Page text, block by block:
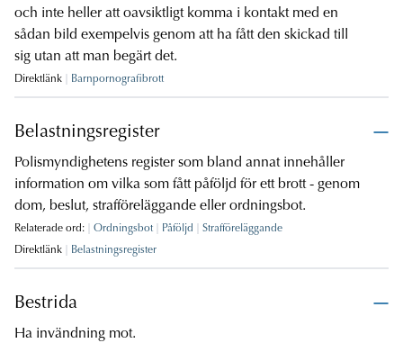
och inte heller att oavsiktligt komma i kontakt med en
sådan bild exempelvis genom att ha fått den skickad till
sig utan att man begärt det.
Direktlänk Barnpornografibrott
Belastningsregister
Polismyndighetens register som bland annat innehåller
information om vilka som fått påföljd för ett brott - genom
dom, beslut, strafföreläggande eller ordningsbot.
Relaterade ord: Ordningsbot Påföljd
Strafföreläggande
Direktlänk
Belastningsregister
Bestrida
Ha invändning mot.